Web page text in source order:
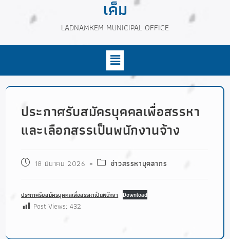
เค็ม
LADNAMKEM MUNICIPAL OFFICE
ประกาศรับสมัครบุคคลเพื่อสรรหา
และเลือกสรรเป็นพนักงานจ้าง
18 มีนาคม 2026 ข่าวสรรหาบุคลากร
ประกาศรับสมัครบุคคลเพื่อสรรหาเป็นพนักงา Download
Post Views: 432